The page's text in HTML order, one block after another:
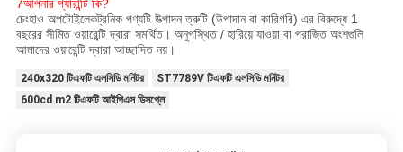
7আপনার গ্যারান্টি কি?
চেংহাও অপটোইলেকট্রনিক পণ্যটি উত্পাদন ত্রুটি (উপাদান বা কারিগরি) এর বিরুদ্ধে 1
বছরের সীমিত ওয়ারেন্টি দ্বারা সমর্থিত। অনুপস্থিত / হারিয়ে যাওয়া বা পরাজিত অংশগুলি
আমাদের ওয়ারেন্টি দ্বারা আচ্ছাদিত নয়।
240x320 টিএফটি এলসিডি মনিটর
ST7789V টিএফটি এলসিডি মনিটর
600cd m2 টিএফটি আইপিএস ডিসপ্লে